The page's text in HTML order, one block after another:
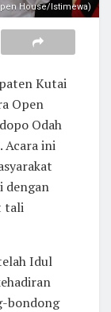
House/Istimewa)
Kutai
Open
Odah
Acara ini
dengan
tali
Idul
bondong